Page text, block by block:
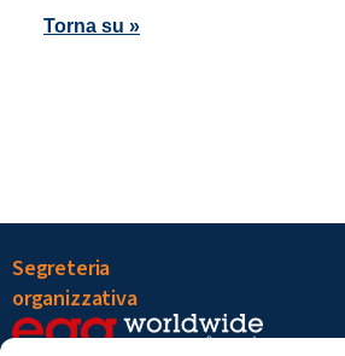
Torna su »
Segreteria
organizzativa